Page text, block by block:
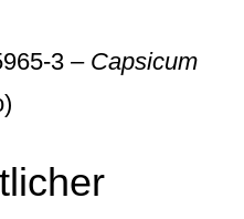
3 – Capsicum